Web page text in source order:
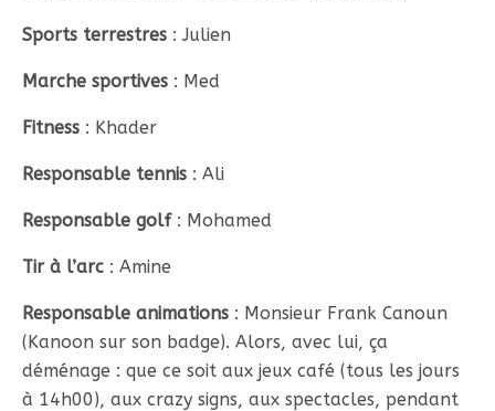
Sports terrestres : Julien
Marche sportives : Med
Fitness : Khader
Responsable tennis : Ali
Responsable golf: Mohamed
Tir à l’arc : Amine
Responsable animations : Monsieur Frank Canoun
(Kanoon sur son badge). Alors, avec lui, ça
déménage : que ce soit aux jeux café (tous les jours
à 14h00), aux crazy signs, aux spectacles, pendant